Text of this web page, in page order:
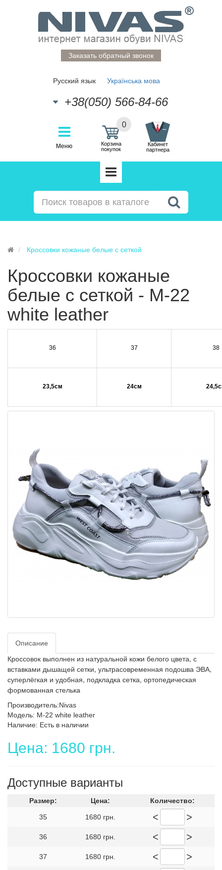
Заказать обратный звонок
Русский язык Українська мова
+38(050) 566-84-66
Меню
0
Корзина
покупок
Кабинет
партнера
Кроссовки кожаные белые с сеткой
Кроссовки кожаные
белые с сеткой - M-22
white leather
36 37 38
23,5см 24см
Описание
Кроссовок выполнен из натуральной кожи белого цвета, с
вставками дышащей сетки, ультрасовременная подошва ЭВА,
суперлёгкая и удобная, подкладка сетка, ортопедическая
формованная стелька
Производитель:Nivas
Модель: M-22 white leather
Наличие: Есть в наличии
Цена: 1680 грн.
Доступные варианты
Размер: Цена: Количество:
35 1680 грн. < >
36 1680 грн. < >
37 1680 грн. < >